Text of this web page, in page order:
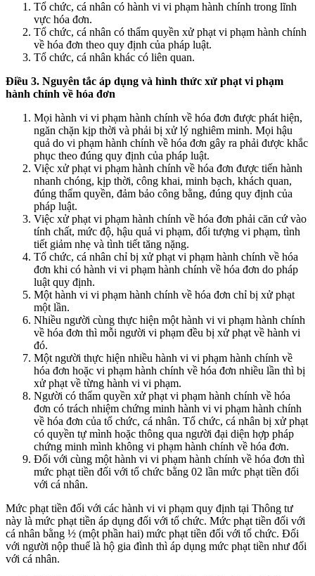
Tổ chức, cá nhân có hành vi vi phạm hành chính trong lĩnh
vực hóa đơn.
Tổ chức, cá nhân có thẩm quyền xử phạt vi phạm hành chính
về hóa đơn theo quy định của pháp luật.
Tổ chức, cá nhân khác có liên quan.
Điều 3. Nguyên tắc áp dụng và hình thức xử phạt vi phạm
hành chính về hóa đơn
Mọi hành vi vi phạm hành chính về hóa đơn được phát hiện,
ngăn chặn kịp thời và phải bị xử lý nghiêm minh. Mọi hậu
quả do vi phạm hành chính về hóa đơn gây ra phải được khắc
phục theo đúng quy định của pháp luật.
Việc xử phạt vi phạm hành chính về hóa đơn được tiến hành
nhanh chóng, kịp thời, công khai, minh bạch, khách quan,
đúng thẩm quyền, đảm bảo công bằng, đúng quy định của
pháp luật.
Việc xử phạt vi phạm hành chính về hóa đơn phải căn cứ vào
tính chất, mức độ, hậu quả vi phạm, đối tượng vi phạm, tình
tiết giảm nhẹ và tình tiết tăng nặng.
Tổ chức, cá nhân chỉ bị xử phạt vi phạm hành chính về hóa
đơn khi có hành vi vi phạm hành chính về hóa đơn do pháp
luật quy định.
Một hành vi vi phạm hành chính về hóa đơn chỉ bị xử phạt
một lần.
Nhiều người cùng thực hiện một hành vi vi phạm hành chính
về hóa đơn thì mỗi người vi phạm đều bị xử phạt về hành vi
đó.
Một người thực hiện nhiều hành vi vi phạm hành chính về
hóa đơn hoặc vi phạm hành chính về hóa đơn nhiều lần thì bị
xử phạt về từng hành vi vi phạm.
Người có thẩm quyền xử phạt vi phạm hành chính về hóa
đơn có trách nhiệm chứng minh hành vi vi phạm hành chính
về hóa đơn của tổ chức, cá nhân. Tổ chức, cá nhân bị xử phạt
có quyền tự mình hoặc thông qua người đại diện hợp pháp
chứng minh mình không vi phạm hành chính về hóa đơn.
Đối với cùng một hành vi vi phạm hành chính về hóa đơn thì
mức phạt tiền đối với tổ chức bằng 02 lần mức phạt tiền đối
với cá nhân.
Mức phạt tiền đối với các hành vi vi phạm quy định tại Thông tư
này là mức phạt tiền áp dụng đối với tổ chức. Mức phạt tiền đối với
cá nhân bằng ½ (một phần hai) mức phạt tiền đối với tổ chức. Đối
với người nộp thuế là hộ gia đình thì áp dụng mức phạt tiền như đối
với cá nhân.